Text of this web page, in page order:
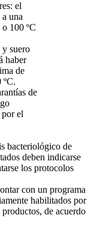
el
una
100 ºC
suero
de
de
el
bacteriológico de
deben indicarse
los protocolos
con un programa
habilitados por
de acuerdo